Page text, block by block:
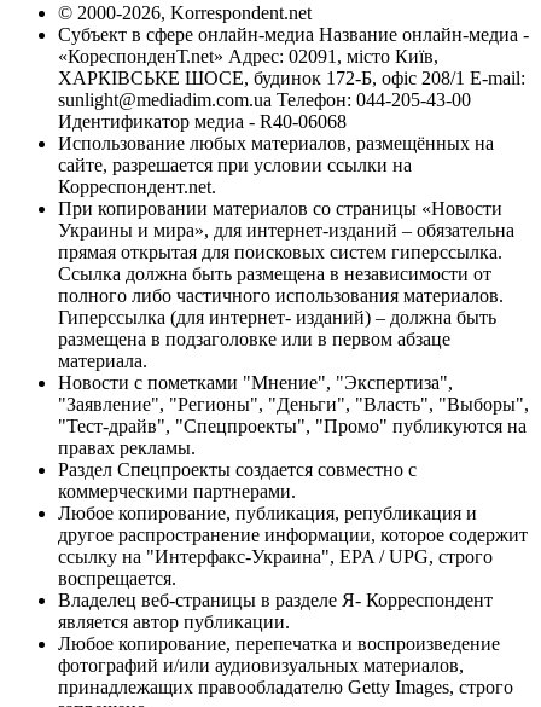
© 2000-2026, Korrespondent.net
Субъект в сфере онлайн-медиа Название онлайн-медиа -
«КореспонденТ.net» Адрес: 02091, місто Київ,
ХАРКІВСЬКЕ ШОСЕ, будинок 172-Б, офіс 208/1 E-mail:
sunlight@mediadim.com.ua Телефон: 044-205-43-00
Идентификатор медиа - R40-06068
Использование любых материалов, размещённых на
сайте, разрешается при условии ссылки на
Корреспондент.net.
При копировании материалов со страницы «Новости
Украины и мира», для интернет-изданий – обязательна
прямая открытая для поисковых систем гиперссылка.
Ссылка должна быть размещена в независимости от
полного либо частичного использования материалов.
Гиперссылка (для интернет- изданий) – должна быть
размещена в подзаголовке или в первом абзаце
материала.
Новости с пометками "Мнение", "Экспертиза",
"Заявление", "Регионы", "Деньги", "Власть", "Выборы",
"Тест-драйв", "Спецпроекты", "Промо" публикуются на
правах рекламы.
Раздел Спецпроекты создается совместно с
коммерческими партнерами.
Любое копирование, публикация, републикация и
другое распространение информации, которое содержит
ссылку на "Интерфакс-Украина", EPA / UPG, строго
воспрещается.
Владелец веб-страницы в разделе Я- Корреспондент
является автор публикации.
Любое копирование, перепечатка и воспроизведение
фотографий и/или аудиовизуальных материалов,
принадлежащих правообладателю Getty Images, строго